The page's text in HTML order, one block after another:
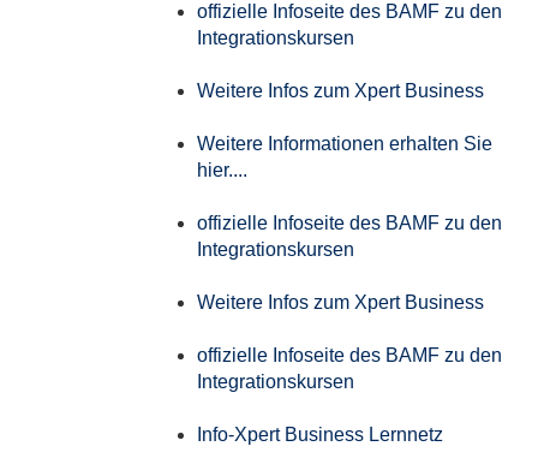
offizielle Infoseite des BAMF zu den
Integrationskursen
Weitere Infos zum Xpert Business
Weitere Informationen erhalten Sie
hier....
offizielle Infoseite des BAMF zu den
Integrationskursen
Weitere Infos zum Xpert Business
offizielle Infoseite des BAMF zu den
Integrationskursen
Info-Xpert Business Lernnetz